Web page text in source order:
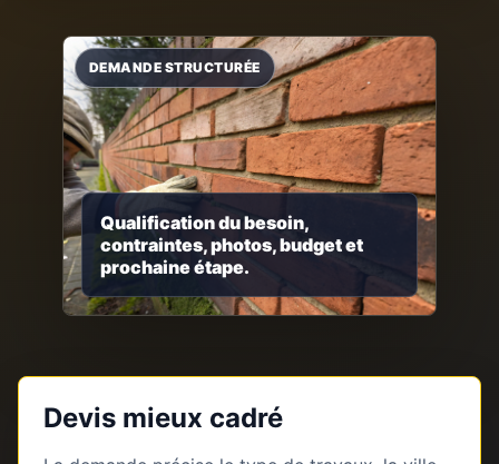
Qualification du besoin,
contraintes, photos, budget et
prochaine étape.
Devis mieux cadré